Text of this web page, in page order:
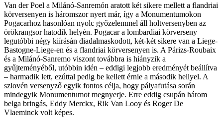
Van der Poel a Milánó-Sanremón aratott két sikere mellett a flandriai
körversenyen is háromszor nyert már, így a Monumentumokon
Pogacarhoz hasonlóan nyolc győzelemmel áll holtversenyben az
örökrangsor hatodik helyén. Pogacar a lombardiai körverseny
legutóbbi négy kiírásán diadalmaskodott, két-két sikere van a Liege-
Bastogne-Liege-en és a flandriai körversenyen is. A Párizs-Roubaix
és a Milánó-Sanremo viszont továbbra is hiányzik a
gyűjteményéből, utóbbin idén – eddigi legjobb eredményét beállítva
– harmadik lett, ezúttal pedig be kellett érnie a második hellyel. A
szlovén versenyző egyik fontos célja, hogy pályafutása során
mindegyik Monumentumot megnyerje. Erre eddig csupán három
belga bringás, Eddy Merckx, Rik Van Looy és Roger De
Vlaeminck volt képes.